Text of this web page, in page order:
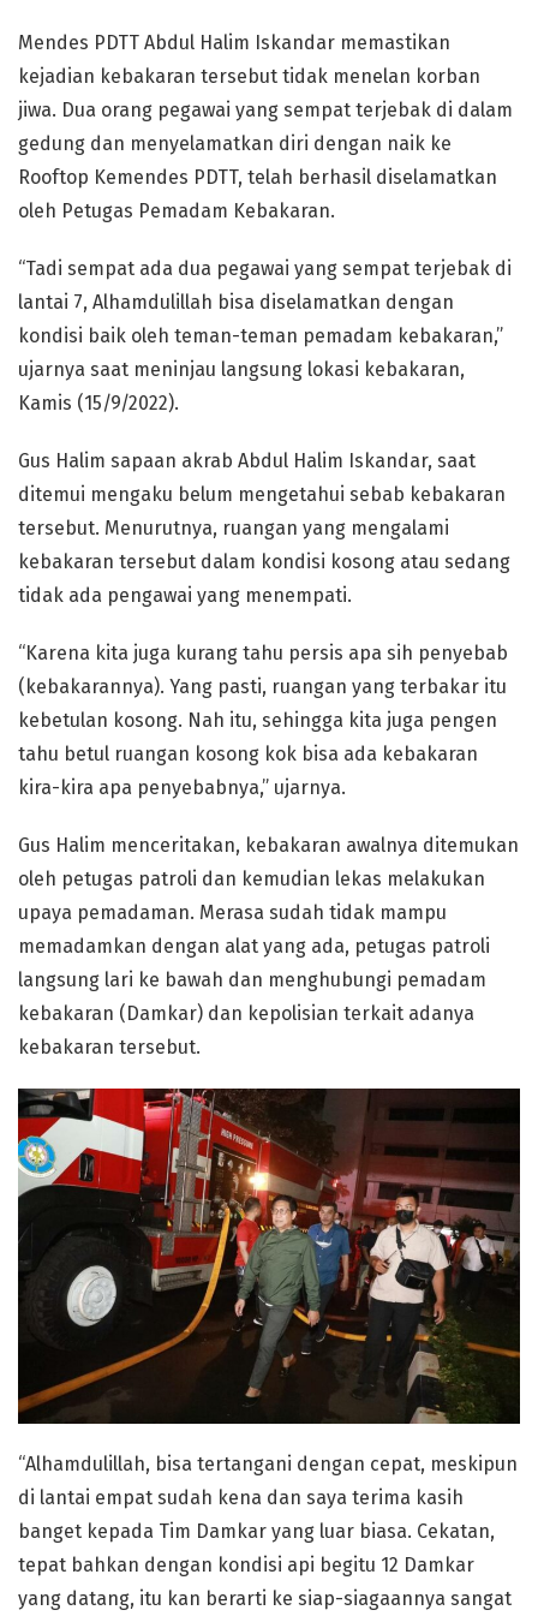
Mendes PDTT Abdul Halim Iskandar memastikan
kejadian kebakaran tersebut tidak menelan korban
jiwa. Dua orang pegawai yang sempat terjebak di dalam
gedung dan menyelamatkan diri dengan naik ke
Rooftop Kemendes PDTT, telah berhasil diselamatkan
oleh Petugas Pemadam Kebakaran.
“Tadi sempat ada dua pegawai yang sempat terjebak di
lantai 7, Alhamdulillah bisa diselamatkan dengan
kondisi baik oleh teman-teman pemadam kebakaran,”
ujarnya saat meninjau langsung lokasi kebakaran,
Kamis (15/9/2022).
Gus Halim sapaan akrab Abdul Halim Iskandar, saat
ditemui mengaku belum mengetahui sebab kebakaran
tersebut. Menurutnya, ruangan yang mengalami
kebakaran tersebut dalam kondisi kosong atau sedang
tidak ada pengawai yang menempati.
“Karena kita juga kurang tahu persis apa sih penyebab
(kebakarannya). Yang pasti, ruangan yang terbakar itu
kebetulan kosong. Nah itu, sehingga kita juga pengen
tahu betul ruangan kosong kok bisa ada kebakaran
kira-kira apa penyebabnya,” ujarnya.
Gus Halim menceritakan, kebakaran awalnya ditemukan
oleh petugas patroli dan kemudian lekas melakukan
upaya pemadaman. Merasa sudah tidak mampu
memadamkan dengan alat yang ada, petugas patroli
langsung lari ke bawah dan menghubungi pemadam
kebakaran (Damkar) dan kepolisian terkait adanya
kebakaran tersebut.
“Alhamdulillah, bisa tertangani dengan cepat, meskipun
di lantai empat sudah kena dan saya terima kasih
banget kepada Tim Damkar yang luar biasa. Cekatan,
tepat bahkan dengan kondisi api begitu 12 Damkar
yang datang, itu kan berarti ke siap-siagaannya sangat